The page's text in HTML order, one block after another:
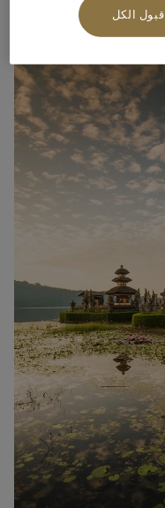
قبول الكل